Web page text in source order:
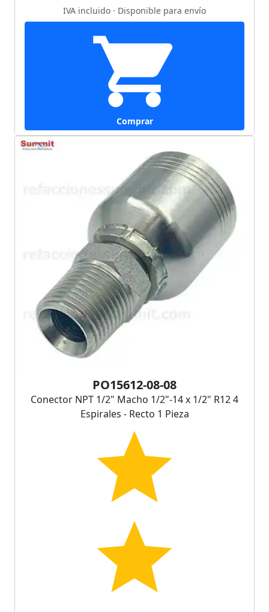
IVA incluido · Disponible para envío
Comprar
PO15612-08-08
Conector NPT 1/2" Macho 1/2"-14 x 1/2" R12 4
Espirales - Recto 1 Pieza